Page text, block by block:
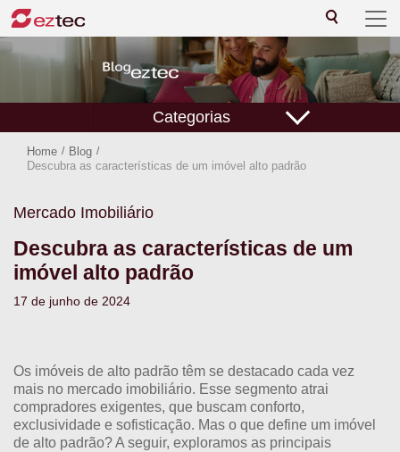
Categorias
Home / Blog /
Descubra as características de um imóvel alto padrão
Mercado Imobiliário
Descubra as características de um
imóvel alto padrão
17 de junho de 2024
Os imóveis de alto padrão têm se destacado cada vez
mais no mercado imobiliário. Esse segmento atrai
compradores exigentes, que buscam conforto,
exclusividade e sofisticação. Mas o que define um imóvel
de alto padrão? A seguir, exploramos as principais